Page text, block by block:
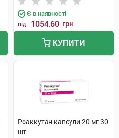
Є в наявності
від 1054.60 грн
КУПИТИ
Роаккутан капсули 20 мг 30
шт